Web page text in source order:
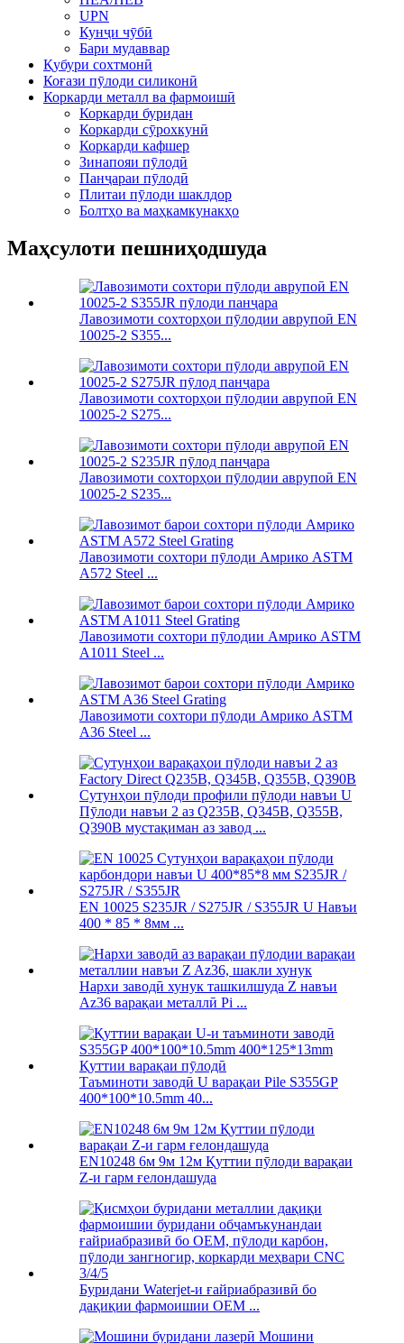
UPN
Кунҷи чӯбӣ
Бари мудаввар
Қубури сохтмонӣ
Коғази пӯлоди силиконӣ
Коркарди металл ва фармоишӣ
Коркарди буридан
Коркарди сӯрохкунӣ
Коркарди кафшер
Зинапояи пӯлодӣ
Панҷараи пӯлодӣ
Плитаи пӯлоди шаклдор
Болтҳо ва маҳкамкунакҳо
Маҳсулоти пешниҳодшуда
Лавозимоти сохторҳои пӯлодии аврупоӣ EN
10025-2 S355...
Лавозимоти сохторҳои пӯлодии аврупоӣ EN
10025-2 S275...
Лавозимоти сохторҳои пӯлодии аврупоӣ EN
10025-2 S235...
Лавозимоти сохтори пӯлоди Амрико ASTM
A572 Steel ...
Лавозимоти сохтори пӯлодии Амрико ASTM
A1011 Steel ...
Лавозимоти сохтори пӯлоди Амрико ASTM
A36 Steel ...
Пӯлоди навъи 2 аз Q235B, Q345B, Q355B,
Q390B мустақиман аз завод ...
EN 10025 S235JR / S275JR / S355JR U Навъи
400 * 85 * 8мм ...
Нархи заводӣ хунук ташкилшуда Z навъи
Az36 варақаи металлӣ Pi ...
Таъминоти заводӣ U варақаи Pile S355GP
400*100*10.5mm 40...
EN10248 6м 9м 12м Қуттии пӯлоди варақаи
Z-и гарм ғелондашуда
Буридани Waterjet-и ғайриабразивӣ бо
дақиқии фармоишии OEM ...